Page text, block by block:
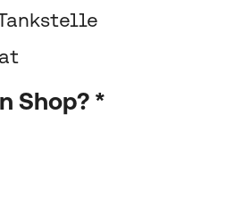
Gibt es einen Shop? *